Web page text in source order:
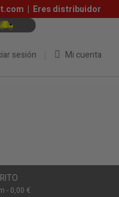
| Eres distribuidor
Mi cuenta
sesión
- 0,00 €